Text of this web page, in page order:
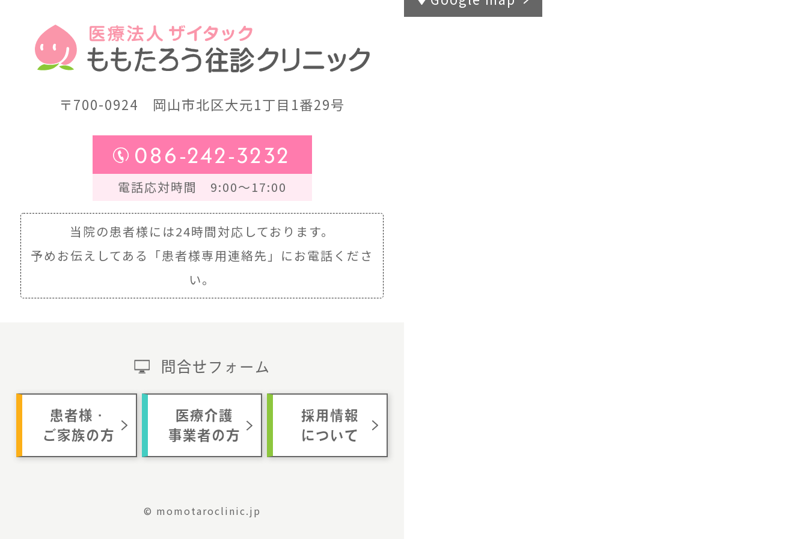
〒700-0924 岡山市北区大元1丁目1番29号
086-242-3232
電話応対時間 9:00～17:00
当院の患者様には24時間対応しております。
予めお伝えしてある
「患者様専用連絡先」にお電話くださ
い。
問合せフォーム
患者様・
ご家族の方
医療介護
事業者の方
採用情報
について
© momotaroclinic.jp